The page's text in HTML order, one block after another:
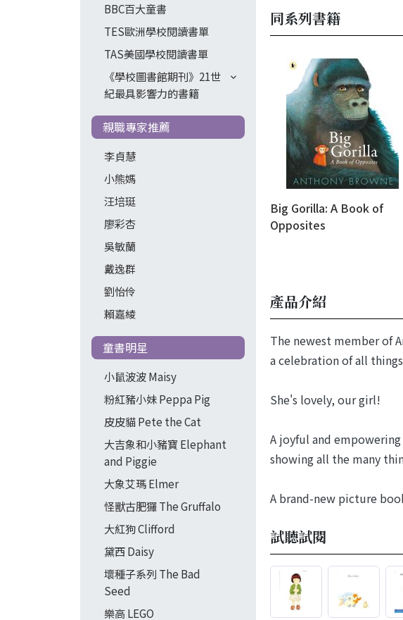
BBC百大童書
TES歐洲學校閱讀書單
TAS美國學校閱讀書單
《學校圖書館期刊》21世
紀最具影響力的書籍
親職專家推薦
李貞慧
小熊媽
汪培珽
廖彩杏
吳敏蘭
戴逸群
劉怡伶
賴嘉綾
童書明星
小鼠波波 Maisy
粉紅豬小妹 Peppa Pig
皮皮貓 Pete the Cat
大吉象和小豬寶 Elephant
and Piggie
大象艾瑪 Elmer
怪獸古肥玀 The Gruffalo
大紅狗 Clifford
黛西 Daisy
壞種子系列 The Bad
Seed
樂高 LEGO
同系列書籍
Big Gorilla: A Book of
Opposites
產品介紹
The newest member of
a celebration of all
She's lovely, our girl!
A joyful and
showing all the many
A brand-new picture
試聽試閱